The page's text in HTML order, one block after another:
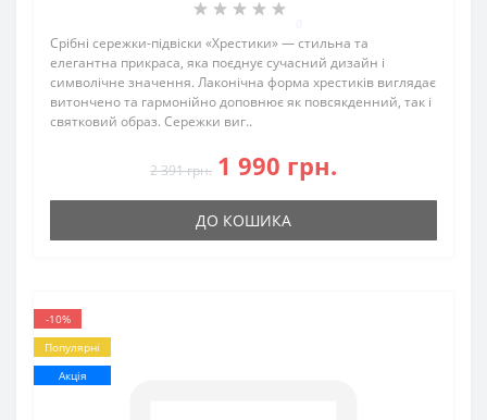
Срібні сережки-підвіски «Хрестики» — стильна та
елегантна прикраса, яка поєднує сучасний дизайн і
символічне значення. Лаконічна форма хрестиків виглядає
витончено та гармонійно доповнює як повсякденний, так і
святковий образ. Сережки виг..
2 391 грн. 1 990 грн.
ДО КОШИКА
-10%
Популярні
Акція